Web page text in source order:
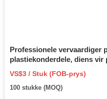
Professionele vervaardiger
plastiekonderdele, diens
VS$3 / Stuk (FOB-prys)
100 stukke (MOQ)